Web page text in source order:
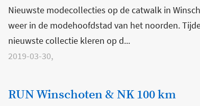
Nieuwste modecollecties op de catwalk in
weer in de modehoofdstad van het noorden.
nieuwste collectie kleren op d...
2019-03-30,
RUN Winschoten & NK 100 km